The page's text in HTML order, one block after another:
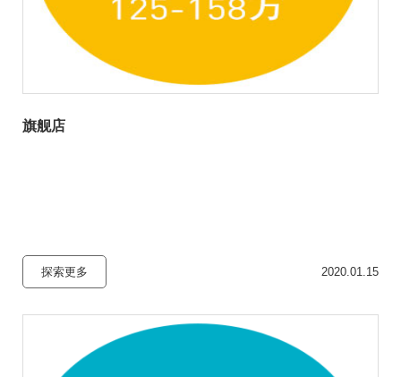
旗舰店
探索更多 2020.01.15